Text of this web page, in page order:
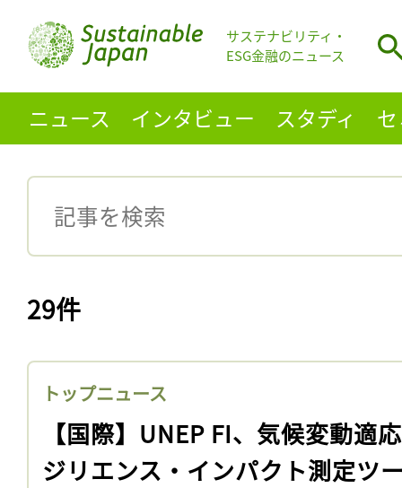
サステナビリティ・
ESG金融のニュース
ニュース インタビュー スタディ
29件
トップニュース
【国際】UNEP FI、気候変動適
ジリエンス・インパクト測定ツ